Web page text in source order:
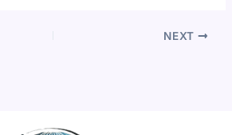
NEXT